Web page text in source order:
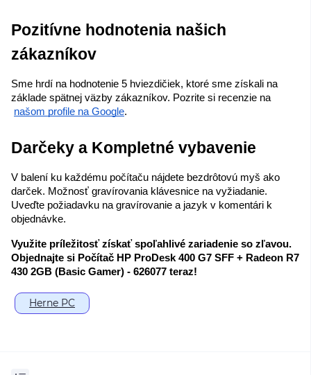
Pozitívne hodnotenia našich
zákazníkov
Sme hrdí na hodnotenie 5 hviezdičiek, ktoré sme získali na
základe spätnej väzby zákazníkov. Pozrite si recenzie na
našom profile na Google.
Darčeky a Kompletné vybavenie
V balení ku každému počítaču nájdete bezdrôtovú myš ako
darček. Možnosť gravírovania klávesnice na vyžiadanie.
Uveďte požiadavku na gravírovanie a jazyk v komentári k
objednávke.
Využite príležitosť získať spoľahlivé zariadenie so zľavou.
Objednajte si Počítač HP ProDesk 400 G7 SFF + Radeon R7
430 2GB (Basic Gamer) - 626077 teraz!
Herne PC